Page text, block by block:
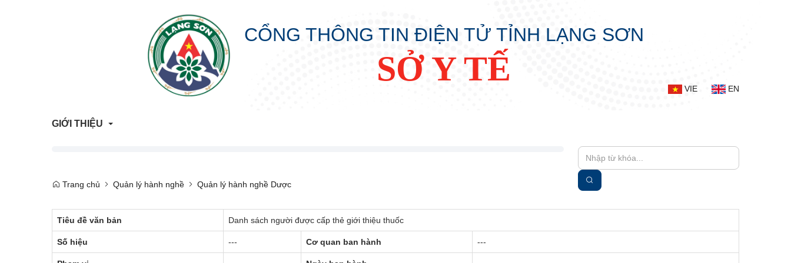
CỔNG THÔNG TIN ĐIỆN TỬ TỈNH LẠNG SƠN
SỞ Y TẾ
VIE EN
GIỚI THIỆU
Lịch sử hình thành
Trang chủ Quản lý hành nghề Quản lý hành nghề Dược
Tiêu đề văn bản Danh sách người được cấp thẻ giới thiệu thuốc
Số hiệu --- Cơ quan ban hành ---